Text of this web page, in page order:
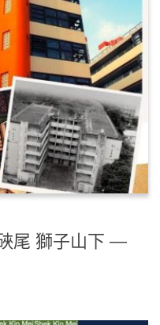
尾 獅子山下 —